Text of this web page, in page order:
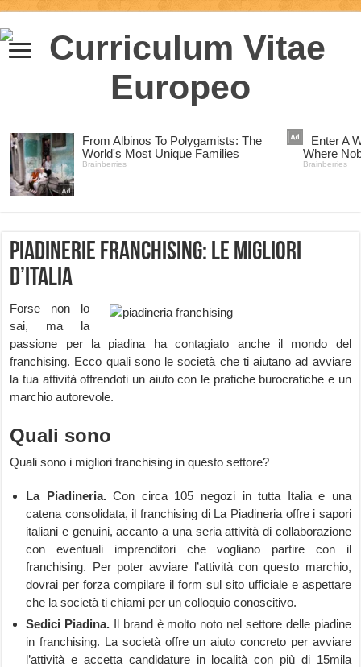
Piadinerie Franchising: le migliori
d’italia
Forse non lo
sai, ma la
passione per la piadina ha contagiato anche il mondo del
franchising. Ecco quali sono le società che ti aiutano ad avviare
la tua attività offrendoti un aiuto con le pratiche burocratiche e un
marchio autorevole.
Quali sono
Quali sono i migliori franchising in questo settore?
La Piadineria.Con circa 105 negozi in tutta Italia e una
catena consolidata, il franchising di La Piadineria offre i sapori
italiani e genuini, accanto a una seria attività di collaborazione
con eventuali imprenditori che vogliano partire con il
franchising. Per poter avviare l’attività con questo marchio,
dovrai per forza compilare il form sul sito ufficiale e aspettare
che la società ti chiami per un colloquio conoscitivo.
Sedici Piadina. Il brand è molto noto nel settore delle piadine
in franchising. La società offre un aiuto concreto per avviare
l’attività e accetta candidature in località con più di 15mila